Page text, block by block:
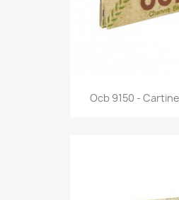

Ocb 9150 -